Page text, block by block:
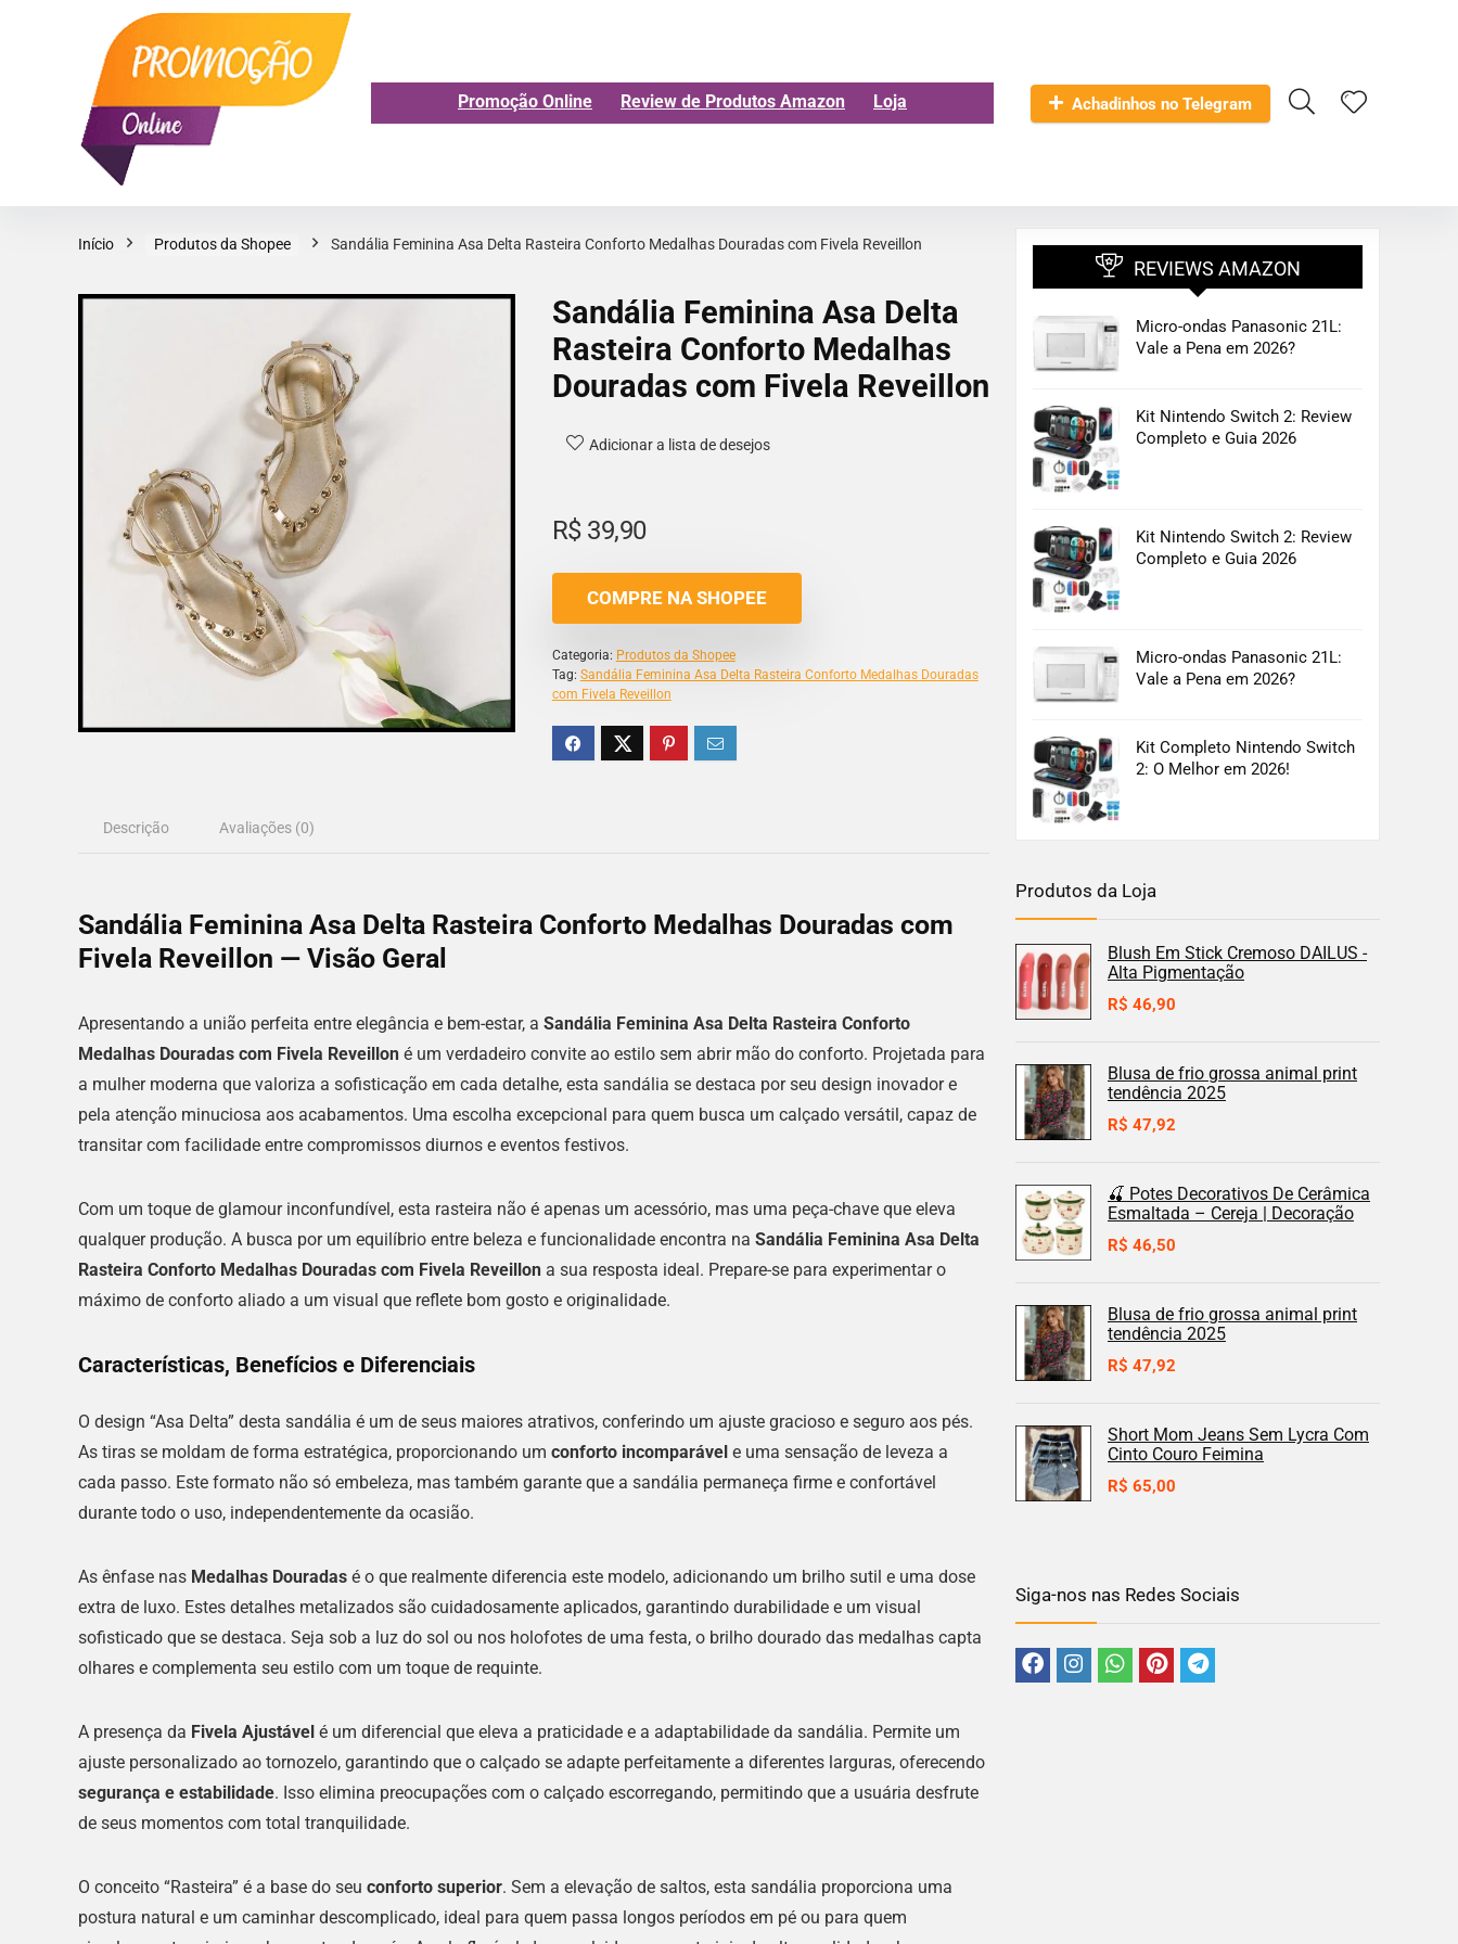
Promoção Online Review de Produtos Amazon Loja Achadinhos no Telegram
Início Produtos da Shopee Sandália Feminina Asa Delta Rasteira Conforto Medalhas Douradas com Fivela Reveillon
Sandália Feminina Asa Delta
Rasteira Conforto Medalhas
Douradas com Fivela Reveillon
Adicionar a lista de desejos
R$39,90
COMPRE NA SHOPEE
Categoria: Produtos da Shopee
Tag: Sandália Feminina Asa Delta Rasteira Conforto Medalhas Douradas
com Fivela Reveillon
Descrição Avaliações (0)
Sandália Feminina Asa Delta Rasteira Conforto Medalhas Douradas com
Fivela Reveillon — Visão Geral
Apresentando a união perfeita entre elegância e bem-estar, a Sandália Feminina Asa Delta Rasteira Conforto
Medalhas Douradas com Fivela Reveillon é um verdadeiro convite ao estilo sem abrir mão do conforto. Projetada para
a mulher moderna que valoriza a sofisticação em cada detalhe, esta sandália se destaca por seu design inovador e
pela atenção minuciosa aos acabamentos. Uma escolha excepcional para quem busca um calçado versátil, capaz de
transitar com facilidade entre compromissos diurnos e eventos festivos.
Com um toque de glamour inconfundível, esta rasteira não é apenas um acessório, mas uma peça-chave que eleva
qualquer produção. A busca por um equilíbrio entre beleza e funcionalidade encontra na Sandália Feminina Asa Delta
Rasteira Conforto Medalhas Douradas com Fivela Reveillon a sua resposta ideal. Prepare-se para experimentar o
máximo de conforto aliado a um visual que reflete bom gosto e originalidade.
Características, Benefícios e Diferenciais
O design “Asa Delta” desta sandália é um de seus maiores atrativos, conferindo um ajuste gracioso e seguro aos pés.
As tiras se moldam de forma estratégica, proporcionando um conforto incomparável e uma sensação de leveza a
cada passo. Este formato não só embeleza, mas também garante que a sandália permaneça firme e confortável
durante todo o uso, independentemente da ocasião.
As ênfase nas Medalhas Douradas é o que realmente diferencia este modelo, adicionando um brilho sutil e uma dose
extra de luxo. Estes detalhes metalizados são cuidadosamente aplicados, garantindo durabilidade e um visual
sofisticado que se destaca. Seja sob a luz do sol ou nos holofotes de uma festa, o brilho dourado das medalhas capta
olhares e complementa seu estilo com um toque de requinte.
A presença da Fivela Ajustável é um diferencial que eleva a praticidade e a adaptabilidade da sandália. Permite um
ajuste personalizado ao tornozelo, garantindo que o calçado se adapte perfeitamente a diferentes larguras, oferecendo
segurança e estabilidade. Isso elimina preocupações com o calçado escorregando, permitindo que a usuária desfrute
de seus momentos com total tranquilidade.
O conceito “Rasteira” é a base do seu conforto superior. Sem a elevação de saltos, esta sandália proporciona uma
postura natural e um caminhar descomplicado, ideal para quem passa longos períodos em pé ou para quem
REVIEWS AMAZON
Micro-ondas Panasonic 21L:
Vale a Pena em 2026?
Kit Nintendo Switch 2: Review
Completo e Guia 2026
Kit Nintendo Switch 2: Review
Completo e Guia 2026
Micro-ondas Panasonic 21L:
Vale a Pena em 2026?
Kit Completo Nintendo Switch
2: O Melhor em 2026!
Produtos da Loja
Blush Em Stick Cremoso DAILUS -
Alta Pigmentação
R$ 46,90
Blusa de frio grossa animal print
tendência 2025
R$ 47,92
🍒 Potes Decorativos De Cerâmica
Esmaltada – Cereja | Decoração
R$ 46,50
Blusa de frio grossa animal print
tendência 2025
R$ 47,92
Short Mom Jeans Sem Lycra Com
Cinto Couro Feimina
R$ 65,00
Siga-nos nas Redes Sociais